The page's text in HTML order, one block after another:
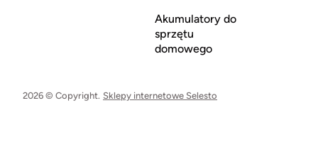
Akumulatory do
sprzętu
domowego
2026 © Copyright. Sklepy internetowe Selesto